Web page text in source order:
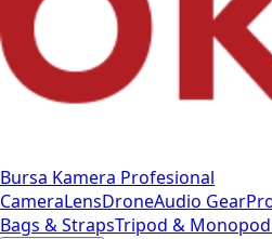
Bursa Kamera Profesional
CameraLensDroneAudio Gear
Bags & StrapsTripod & Monopod